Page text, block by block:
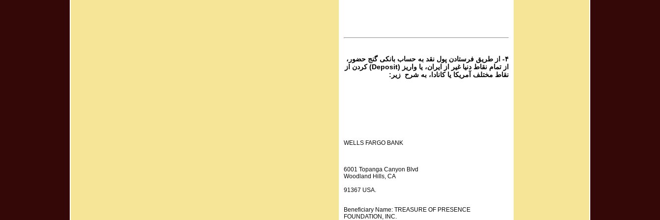
۴- از طریق فرستادن پول نقد به حساب بانکی گنج حضور،
از تمام نقاط دنیا غیر از ایران، یا واریز (Deposit) کردن از
نقاط مختلف آمریکا یا کانادا، به شرح زیر:
WELLS FARGO BANK
6001 Topanga Canyon Blvd
Woodland Hills, CA
91367 USA.
Beneficiary Name: TREASURE OF PRESENCE
FOUNDATION, INC.